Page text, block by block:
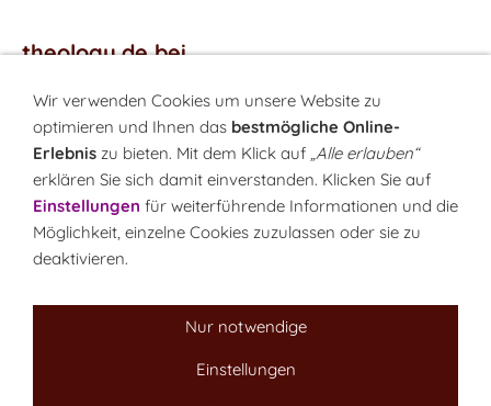
theology.de bei
...Facebook
...Twitter
Monatsrätsel
Rätseln & Gewinnen!
LINK-Hinweis
Wir verwenden Cookies um unsere Website zu
optimieren und Ihnen das bestmögliche Online-
Erlebnis zu bieten. Mit dem Klick auf „Alle erlauben“
erklären Sie sich damit einverstanden. Klicken Sie auf
Einstellungen für weiterführende Informationen und die
Möglichkeit, einzelne Cookies zuzulassen oder sie zu
deaktivieren.
Nur notwendige
Einstellungen